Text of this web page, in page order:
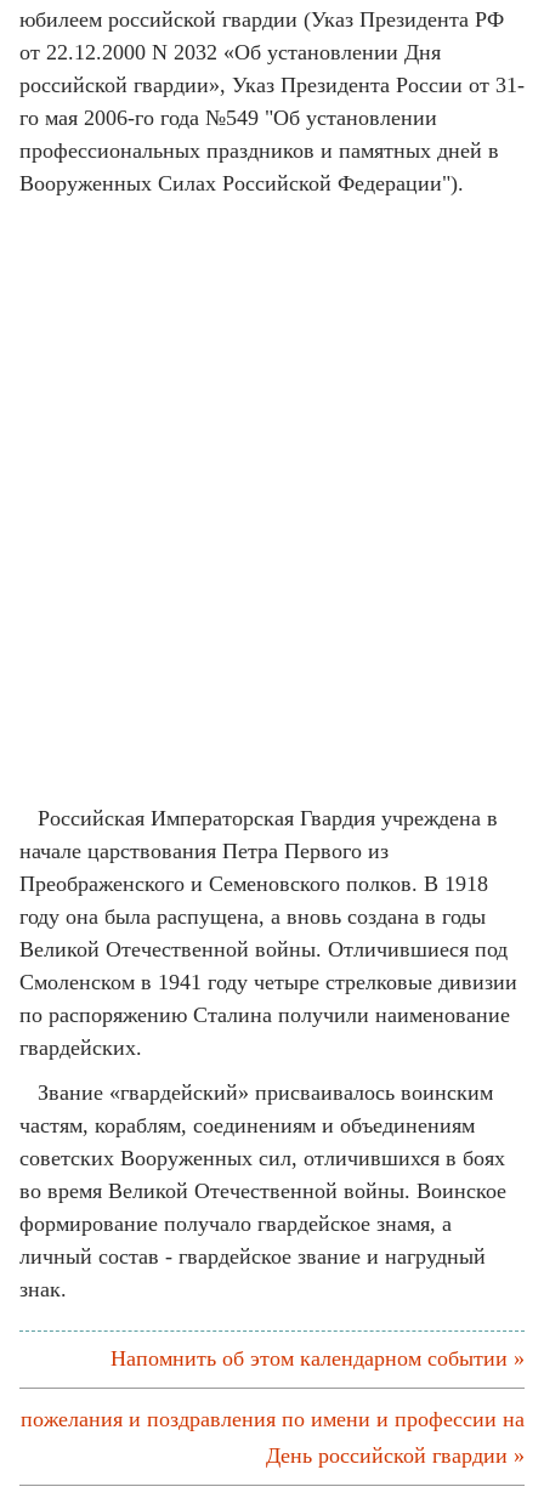
юбилеем российской гвардии (Указ Президента РФ
от 22.12.2000 N 2032 «Об установлении Дня
российской гвардии», Указ Президента России от 31-
го мая 2006-го года №549 "Об установлении
профессиональных праздников и памятных дней в
Вооруженных Силах Российской Федерации").
Российская Императорская Гвардия учреждена в
начале царствования Петра Первого из
Преображенского и Семеновского полков. В 1918
году она была распущена, а вновь создана в годы
Великой Отечественной войны. Отличившиеся под
Смоленском в 1941 году четыре стрелковые дивизии
по распоряжению Сталина получили наименование
гвардейских.
Звание «гвардейский» присваивалось воинским
частям, кораблям, соединениям и объединениям
советских Вооруженных сил, отличившихся в боях
во время Великой Отечественной войны. Воинское
формирование получало гвардейское знамя, а
личный состав - гвардейское звание и нагрудный
знак.
Напомнить об этом календарном событии »
пожелания и поздравления по имени и профессии на
День российской гвардии »